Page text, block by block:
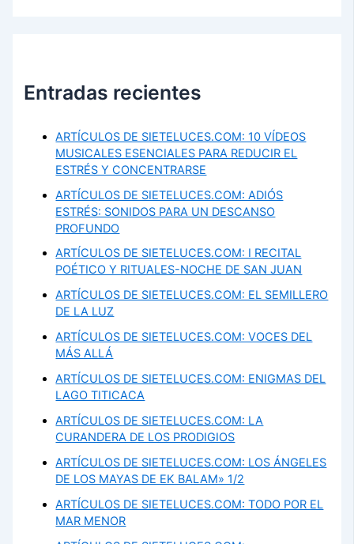
Entradas recientes
ARTÍCULOS DE SIETELUCES.COM: 10 VÍDEOS
MUSICALES ESENCIALES PARA REDUCIR EL
ESTRÉS Y CONCENTRARSE
ARTÍCULOS DE SIETELUCES.COM: ADIÓS
ESTRÉS: SONIDOS PARA UN DESCANSO
PROFUNDO
ARTÍCULOS DE SIETELUCES.COM: I RECITAL
POÉTICO Y RITUALES-NOCHE DE SAN JUAN
ARTÍCULOS DE SIETELUCES.COM: EL SEMILLERO
DE LA LUZ
ARTÍCULOS DE SIETELUCES.COM: VOCES DEL
MÁS ALLÁ
ARTÍCULOS DE SIETELUCES.COM: ENIGMAS DEL
LAGO TITICACA
ARTÍCULOS DE SIETELUCES.COM: LA
CURANDERA DE LOS PRODIGIOS
ARTÍCULOS DE SIETELUCES.COM: LOS ÁNGELES
DE LOS MAYAS DE EK BALAM» 1/2
ARTÍCULOS DE SIETELUCES.COM: TODO POR EL
MAR MENOR